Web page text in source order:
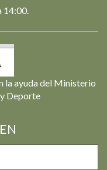
14:00.
la ayuda del Ministerio
Deporte